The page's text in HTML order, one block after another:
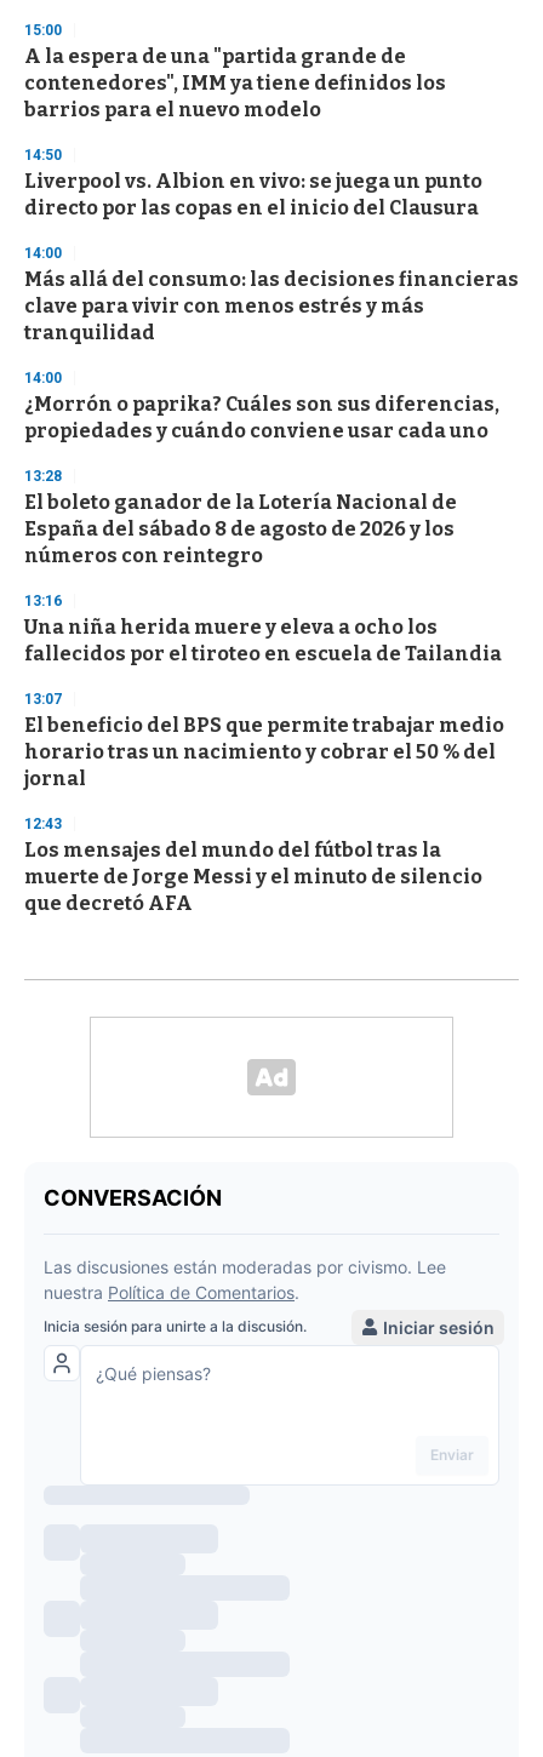
d
s
o
f
3
s
e
c
o
d
s
15:00
A la espera de una "partida grande de
contenedores", IMM ya tiene definidos los
barrios para el nuevo modelo
14:50
Liverpool vs. Albion en vivo: se juega un punto
directo por las copas en el inicio del Clausura
14:00
Más allá del consumo: las decisiones financieras
clave para vivir con menos estrés y más
tranquilidad
14:00
¿Morrón o paprika? Cuáles son sus diferencias,
propiedades y cuándo conviene usar cada uno
13:28
El boleto ganador de la Lotería Nacional de
España del sábado 8 de agosto de 2026 y los
números con reintegro
13:16
Una niña herida muere y eleva a ocho los
fallecidos por el tiroteo en escuela de Tailandia
13:07
El beneficio del BPS que permite trabajar medio
horario tras un nacimiento y cobrar el 50 % del
jornal
12:43
Los mensajes del mundo del fútbol tras la
muerte de Jorge Messi y el minuto de silencio
que decretó AFA